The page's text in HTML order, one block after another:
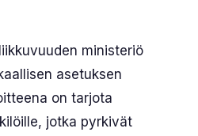
ministeriö
asetuksen
on tarjota
jotka pyrkivät